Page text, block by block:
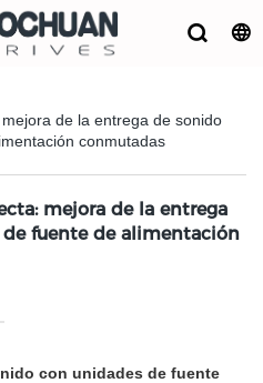
de la entrega de sonido
conmutadas
mejora de la entrega
fuente de alimentación
con unidades de fuente